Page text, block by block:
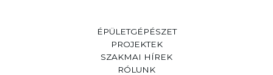
ÉPÜLETGÉPÉSZET
PROJEKTEK
SZAKMAI HÍREK
RÓLUNK